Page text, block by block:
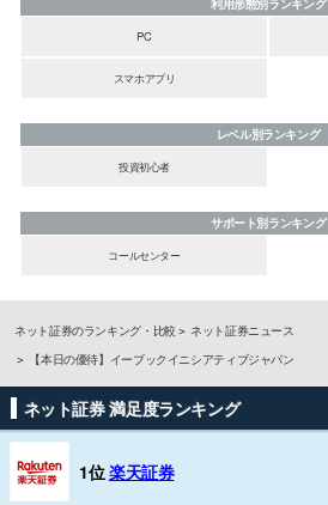
利用形態別ランキング
PC
スマホアプリ
レベル別ランキング
投資初心者
サポート別ランキング
コールセンター
ネット証券のランキング・比較
ネット証券ニュース
【本日の優待】イーブックイニシアティブジャパン
ネット証券 満足度ランキング
1位楽天証券